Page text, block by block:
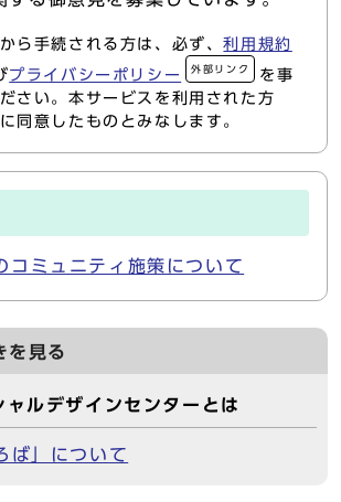
ら手続される方は、必ず、利用規約
プライバシーポリシー 外部リンク
を事
さい。本サービスを利用された方
同意したものとみなします。
コミュニティ施策について
を見る
ャルデザインセンターとは
ば」について